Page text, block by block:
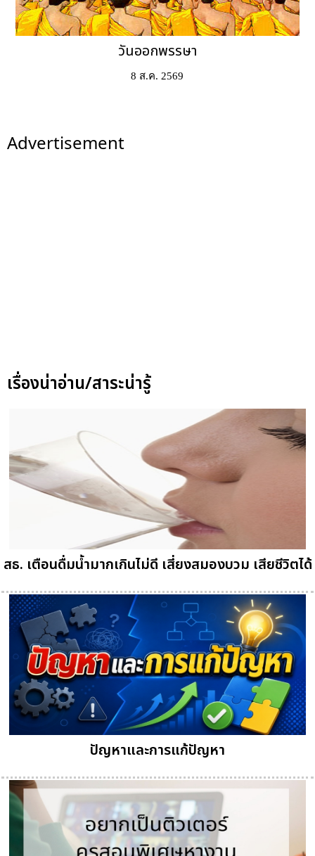
วันออกพรรษา
8 ส.ค. 2569
Advertisement
เรื่องน่าอ่าน/สาระน่ารู้
สธ. เตือนดื่มน้ำมากเกินไม่ดี เสี่ยงสมองบวม เสียชีวิตได้
ปัญหาและการแก้ปัญหา